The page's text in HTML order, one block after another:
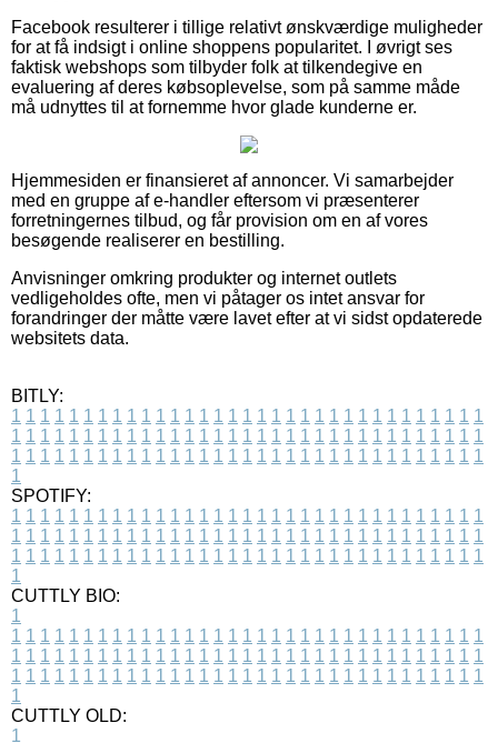
Facebook resulterer i tillige relativt ønskværdige muligheder
for at få indsigt i online shoppens popularitet. I øvrigt ses
faktisk webshops som tilbyder folk at tilkendegive en
evaluering af deres købsoplevelse, som på samme måde
må udnyttes til at fornemme hvor glade kunderne er.
Hjemmesiden er finansieret af annoncer. Vi samarbejder
med en gruppe af e-handler eftersom vi præsenterer
forretningernes tilbud, og får provision om en af vores
besøgende realiserer en bestilling.
Anvisninger omkring produkter og internet outlets
vedligeholdes ofte, men vi påtager os intet ansvar for
forandringer der måtte være lavet efter at vi sidst opdaterede
websitets data.
BITLY:
1 1 1 1 1 1 1 1 1 1 1 1 1 1 1 1 1 1 1 1 1 1 1 1 1 1 1 1 1 1 1 1 1
1 1 1 1 1 1 1 1 1 1 1 1 1 1 1 1 1 1 1 1 1 1 1 1 1 1 1 1 1 1 1 1 1
1 1 1 1 1 1 1 1 1 1 1 1 1 1 1 1 1 1 1 1 1 1 1 1 1 1 1 1 1 1 1 1 1
1
SPOTIFY:
1 1 1 1 1 1 1 1 1 1 1 1 1 1 1 1 1 1 1 1 1 1 1 1 1 1 1 1 1 1 1 1 1
1 1 1 1 1 1 1 1 1 1 1 1 1 1 1 1 1 1 1 1 1 1 1 1 1 1 1 1 1 1 1 1 1
1 1 1 1 1 1 1 1 1 1 1 1 1 1 1 1 1 1 1 1 1 1 1 1 1 1 1 1 1 1 1 1 1
1
CUTTLY BIO:
1
1 1 1 1 1 1 1 1 1 1 1 1 1 1 1 1 1 1 1 1 1 1 1 1 1 1 1 1 1 1 1 1 1
1 1 1 1 1 1 1 1 1 1 1 1 1 1 1 1 1 1 1 1 1 1 1 1 1 1 1 1 1 1 1 1 1
1 1 1 1 1 1 1 1 1 1 1 1 1 1 1 1 1 1 1 1 1 1 1 1 1 1 1 1 1 1 1 1 1
1
CUTTLY OLD:
1